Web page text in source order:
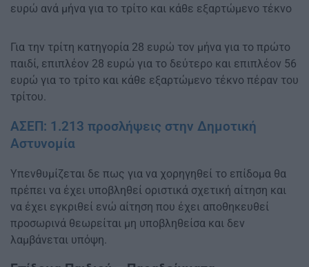
ευρώ ανά μήνα για το τρίτο και κάθε εξαρτώμενο τέκνο
Για την τρίτη κατηγορία 28 ευρώ τον μήνα για το πρώτο
παιδί, επιπλέον 28 ευρώ για το δεύτερο και επιπλέον 56
ευρώ για το τρίτο και κάθε εξαρτώμενο τέκνο πέραν του
τρίτου.
ΑΣΕΠ: 1.213 προσλήψεις στην Δημοτική
Αστυνομία
Υπενθυμίζεται δε πως για να χορηγηθεί το επίδομα θα
πρέπει να έχει υποβληθεί οριστικά σχετική αίτηση και
να έχει εγκριθεί ενώ αίτηση που έχει αποθηκευθεί
προσωρινά θεωρείται μη υποβληθείσα και δεν
λαμβάνεται υπόψη.